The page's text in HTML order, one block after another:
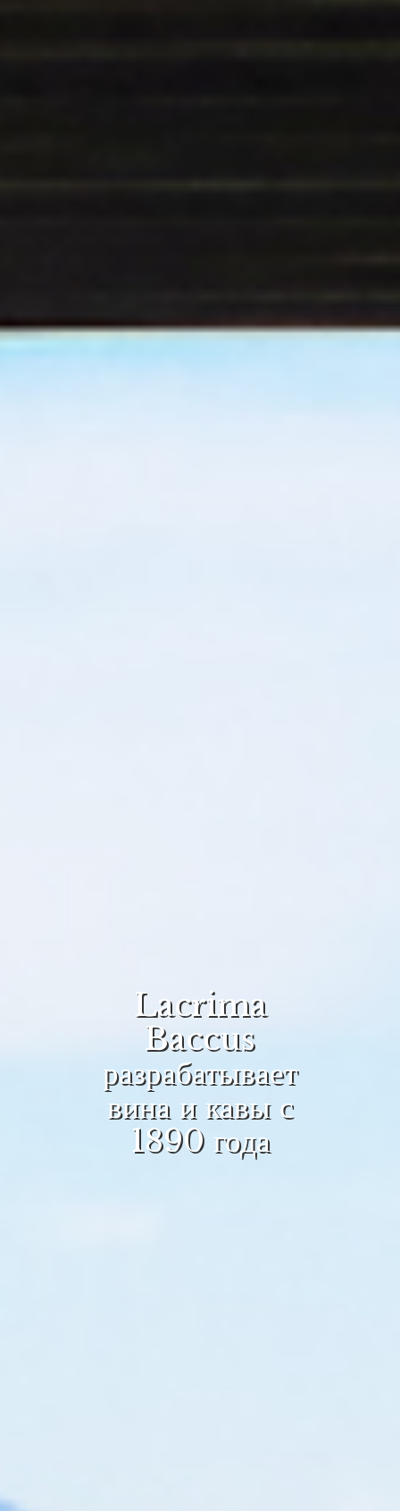
Lacrima
Baccus
разрабатывает
вина и кавы с
1890 года